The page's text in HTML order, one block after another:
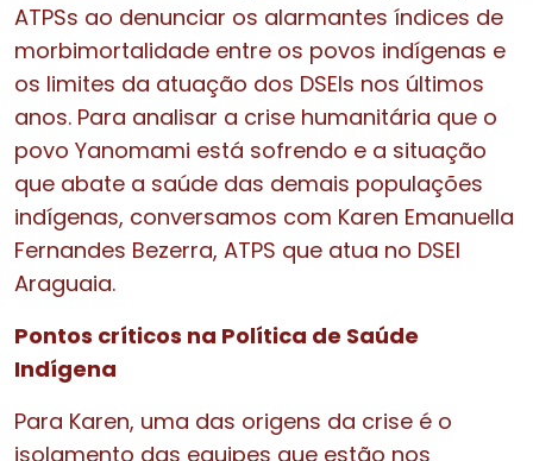
ATPSs ao denunciar os alarmantes índices de
morbimortalidade entre os povos indígenas e
os limites da atuação dos DSEIs nos últimos
anos. Para analisar a crise humanitária que o
povo Yanomami está sofrendo e a situação
que abate a saúde das demais populações
indígenas, conversamos com Karen Emanuella
Fernandes Bezerra, ATPS que atua no DSEI
Araguaia.
Pontos críticos na Política de Saúde
Indígena
Para Karen, uma das origens da crise é o
isolamento das equipes que estão nos